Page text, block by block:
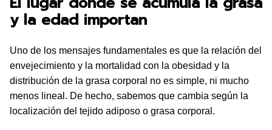
y la edad importan
Uno de los mensajes fundamentales es que la relación del
envejecimiento y la mortalidad con la obesidad y la
distribución de la grasa corporal no es simple, ni mucho
menos lineal. De hecho, sabemos que cambia según la
localización del tejido adiposo o grasa corporal.